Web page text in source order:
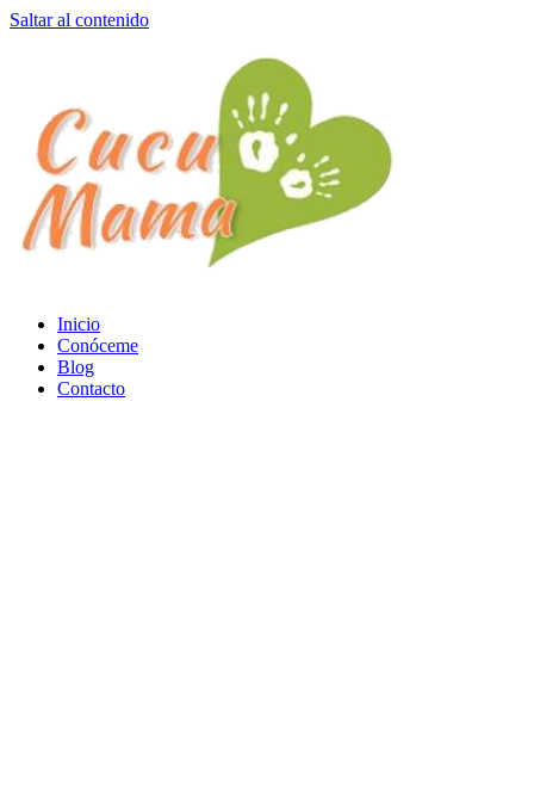
Saltar al contenido
Inicio
Conóceme
Blog
Contacto